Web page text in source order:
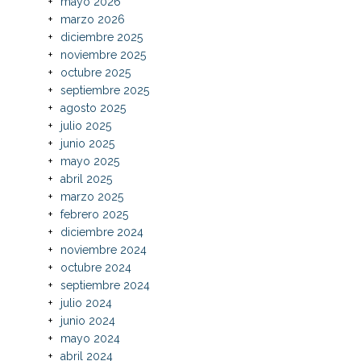
marzo 2026
diciembre 2025
noviembre 2025
octubre 2025
septiembre 2025
agosto 2025
julio 2025
junio 2025
mayo 2025
abril 2025
marzo 2025
febrero 2025
diciembre 2024
noviembre 2024
octubre 2024
septiembre 2024
julio 2024
junio 2024
mayo 2024
abril 2024